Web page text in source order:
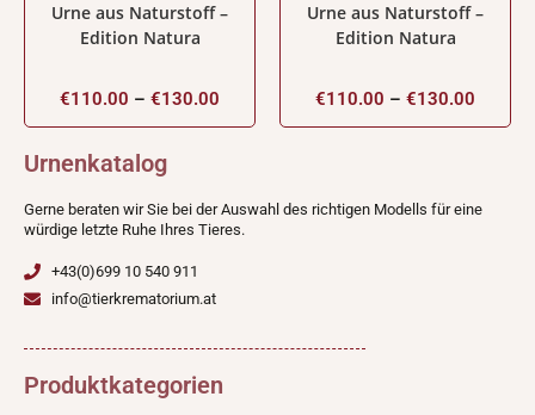
Urne aus Naturstoff –
Edition Natura
€110.00 – €130.00
Urne aus Naturstoff –
Edition Natura
€110.00 – €130.00
Urnenkatalog
Gerne beraten wir Sie bei der Auswahl des richtigen Modells für eine
würdige letzte Ruhe Ihres Tieres.
+43(0)699 10 540 911
info@tierkrematorium.at
Produktkategorien